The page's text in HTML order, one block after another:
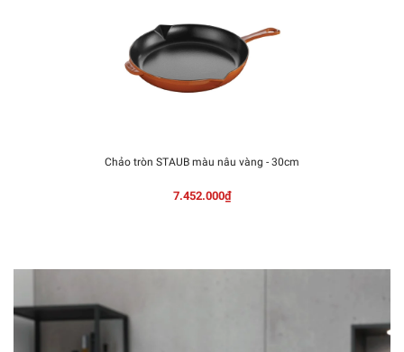
Chảo tròn STAUB màu nâu vàng - 30cm
7.452.000₫